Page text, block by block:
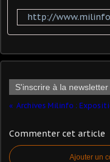
http://
S'inscrire à la newsletter
Commenter cet article
Ajouter un